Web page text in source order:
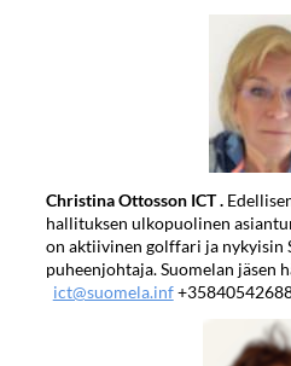
Christina Ottosson ICT .
hallituksen ulkopuolinen
on aktiivinen golffari ja nykyisin
puheenjohtaja. Suomelan jäsen
ict@suomela.inf